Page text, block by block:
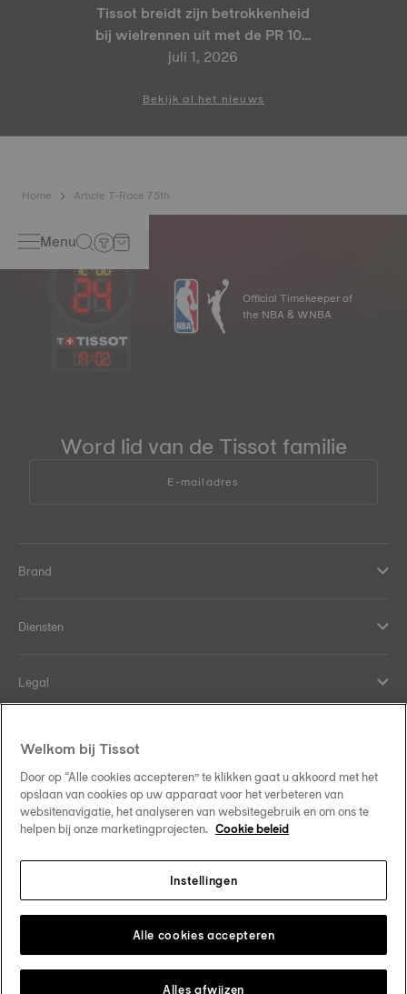
Tissot breidt zijn betrokkenheid
bij wielrennen uit met de PR 100
Tour de France 2026 Special
Edition
juli 1, 2026
Bekijk al het nieuws
Home Article T-Race 75th
Menu
19:02
Official Timekeeper of
the NBA & WNBA
Word lid van de Tissot familie
E-mailadres
Brand
Diensten
Legal
Our commitments
Follow us on social media
Change country Tissot Copyrights 2026
Welkom bij Tissot
Door op “Alle cookies accepteren” te klikken gaat u akkoord met het
opslaan van cookies op uw apparaat voor het verbeteren van
websitenavigatie, het analyseren van websitegebruik en om ons te
helpen bij onze marketingprojecten. Cookie beleid
Instellingen
Alles afwijzen
Alle cookies accepteren